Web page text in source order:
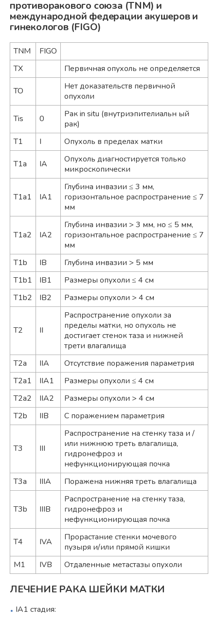
противоракового союза (TNM) и
международной федерации акушеров и
гинекологов (FIGO)
TNM
FIGO
TX
Первичная опухоль не определяется
TO
Нет доказательств первичной
опухоли
Tis 0
Рак in situ (внутриэпителиальн ый
рак)
T1
I Опухоль в пределах матки
T1a IA
Опухоль диагностируется только
микроскопически
T1a1 IA1
Глубина инвазии ≤ 3 мм,
горизонтальное распространение ≤ 7
мм
T1a2 IA2
Глубина инвазии > 3 мм, но ≤ 5 мм,
горизонтальное распространение ≤ 7
мм
T1b
IB
Глубина инвазии > 5 мм
T1b1
IB1
Размеры опухоли ≤ 4 см
T1b2
IB2 Размеры опухоли > 4 см
T2 II
Распространение опухоли за
пределы матки, но опухоль не
достигает стенок таза и нижней
трети влагалища
T2a
IIA
Отсутствие поражения параметрия
T2a1
IIA1
Размеры опухоли ≤ 4 см
T2a2
IIA2
Размеры опухоли > 4 см
T2b
IIB С поражением параметрия
T3 III
Распространение на стенку таза и /
или нижнюю треть влагалища,
гидронефроз и
нефункционирующая почка
T3a
IIIA Поражена нижняя треть влагалища
T3b IIIB
Распространение на стенку таза,
гидронефроз и
нефункционирующая почка
T4 IVA
Прорастание стенки мочевого
пузыря и/или прямой кишки
M1
IVB Отдаленные метастазы опухоли
ЛЕЧЕНИЕ РАКА ШЕЙКИ МАТКИ
IA1 стадия: